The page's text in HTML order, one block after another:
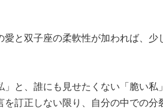
と双子座の柔軟性が加われば、
と、誰にも見せたくない「脆い
訂正しない限り、自分の中での分